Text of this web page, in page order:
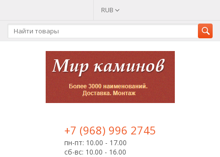
RUB
+7 (968) 996 2745
пн-пт: 10.00 - 17.00
сб-вс: 10.00 - 16.00